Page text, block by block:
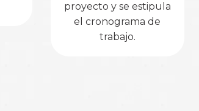
proyecto y se estipula
el cronograma de
trabajo.